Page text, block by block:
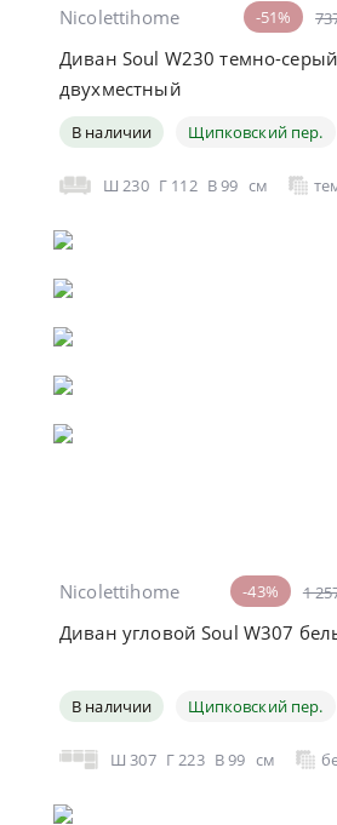
-51%
Nicolettihome
Диван Soul W230 темно-серый
двухместный
В наличии Щипковский пер.
Ш 230 Г 112 В99 см
1
-43%
Nicolettihome
Диван угловой Soul W307
В наличии Щипковский пер.
Ш 307 Г223 В99 см